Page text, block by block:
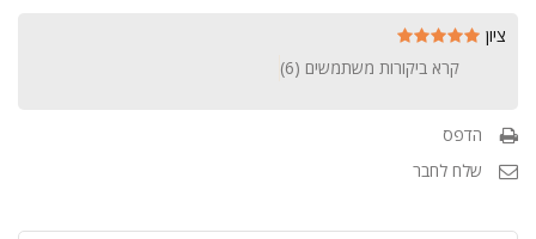
ציון
קרא ביקורות משתמשים (6
)
הדפס
שלח לחבר